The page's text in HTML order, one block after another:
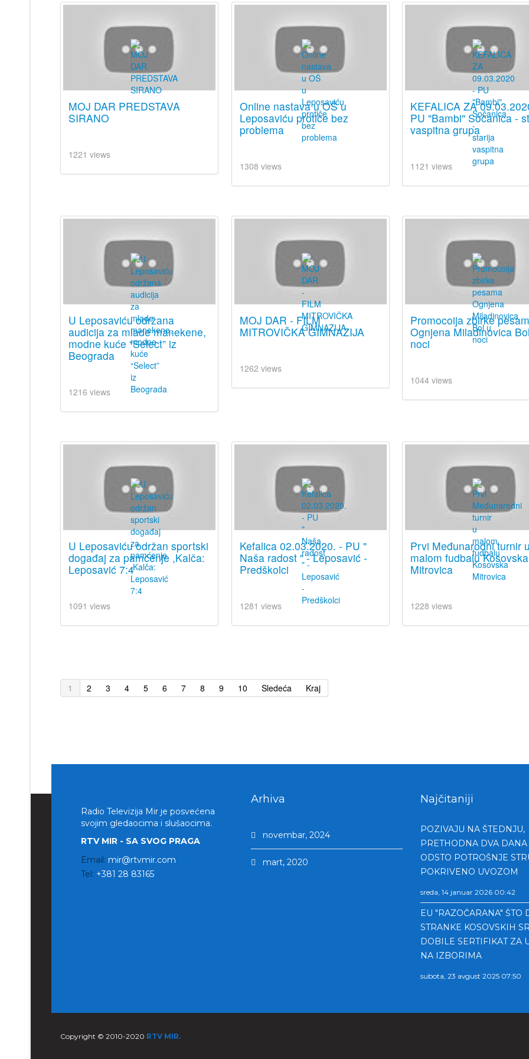
MOJ DAR PREDSTAVA
SIRANO
1221 views
Online nastava u OŠ u
Leposaviću protiče bez
problema
1308 views
KEFALICA ZA
PU "Bambi" Sočanica -
vaspitna grupa
1121 views
U Leposaviću održana
audicija za mlade manekene,
modne kuće “Select” iz
Beograda
1216 views
MOJ DAR - FILM
MITROVIČKA GIMNAZIJA
1262 views
Promocoija zbirke
Ognjena Miladinovica
noci
1044 views
U Leposaviću održan sportski
događaj za pamćenje ,Kalča:
Leposavić 7:4
1091 views
Kefalica 02.03.2020. - PU "
Naša radost " - Leposavić -
Predškolci
1281 views
Prvi Međunarodni turnir
malom fudbalu Kosovska
Mitrovica
1228 views
1 2 3 4 5 6 7 8 9 10 Sledeća Kraj
Radio Televizija Mir je posvećena
svojim gledaocima i slušaocima.
RTV MIR - SA SVOG PRAGA
Email: mir@rtvmir.com
Tel: +381 28 83165
Arhiva
novembar, 2024
mart, 2020
Najčitaniji
POZIVAJU NA ŠTEDNJU,
PRETHODNA DVA DANA
ODSTO POTROŠNJE
POKRIVENO UVOZOM
sreda, 14 januar 2026 00:42
EU "RAZOČARANA" ŠTO
STRANKE KOSOVSKIH
DOBILE SERTIFIKAT ZA
NA IZBORIMA
subota, 23 avgust 2025 07:50
Copyright © 2010-2020 RTV MIR.